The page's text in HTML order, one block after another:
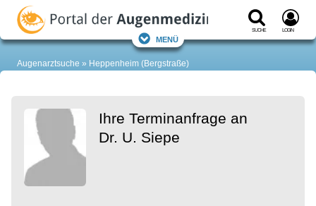
Suche Login
Menü
Augenarztsuche Heppenheim (Bergstraße)
Ihre Terminanfrage an
Dr. U. Siepe